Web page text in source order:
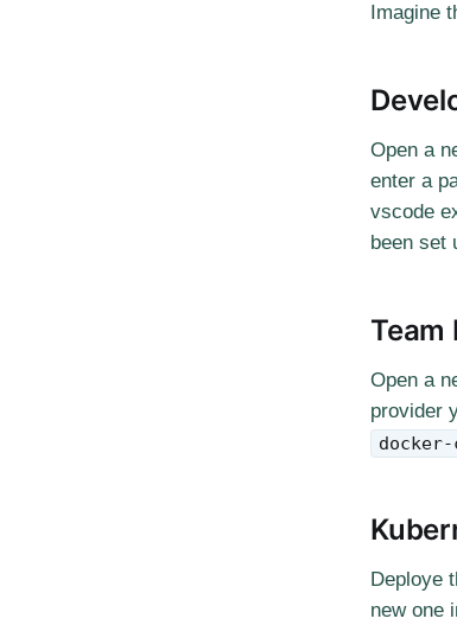
Imagine
Open a
enter a
vscode
been set
Team
Open a
provider
docker-
Deploye
new one